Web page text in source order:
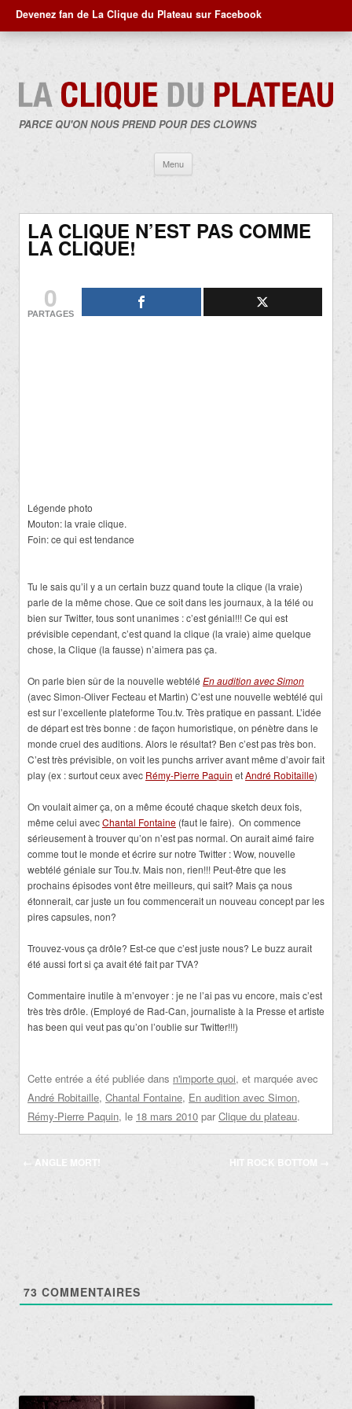
Devenez fan de La Clique du Plateau sur Facebook
PARCE QU'ON NOUS PREND POUR DES CLOWNS
Menu
contenu
LA CLIQUE N’EST PAS COMME
LA CLIQUE!
0
PARTAGES
Légende photo
Mouton: la vraie clique.
Foin: ce qui est tendance
Tu le sais qu’il y a un certain buzz quand toute la clique (la vraie)
parle de la même chose. Que ce soit dans les journaux, à la télé ou
bien sur Twitter, tous sont unanimes : c’est génial!!! Ce qui est
prévisible cependant, c’est quand la clique (la vraie) aime quelque
chose, la Clique (la fausse) n’aimera pas ça.
On parle bien sûr de la nouvelle webtélé En audition avec Simon
(avec Simon-Oliver Fecteau et Martin) C’est une nouvelle webtélé qui
est sur l’excellente plateforme Tou.tv. Très pratique en passant. L’idée
de départ est très bonne : de façon humoristique, on pénètre dans le
monde cruel des auditions. Alors le résultat? Ben c’est pas très bon.
C’est très prévisible, on voit les punchs arriver avant même d’avoir fait
play (ex : surtout ceux avec Rémy-Pierre Paquin etAndré Robitaille)
On voulait aimer ça, on a même écouté chaque sketch deux fois,
même celui avecChantal Fontaine (faut le faire). On commence
sérieusement à trouver qu’on n’est pas normal. On aurait aimé faire
comme tout le monde et écrire sur notre Twitter : Wow, nouvelle
webtélé géniale sur Tou.tv. Mais non, rien!!! Peut-être que les
prochains épisodes vont être meilleurs, qui sait? Mais ça nous
étonnerait, car juste un fou commencerait un nouveau concept par les
pires capsules, non?
Trouvez-vous ça drôle? Est-ce que c’est juste nous? Le buzz aurait
été aussi fort si ça avait été fait par TVA?
Commentaire inutile à m’envoyer : je ne l’ai pas vu encore, mais c’est
très très drôle. (Employé de Rad-Can, journaliste à la Presse et artiste
has been qui veut pas qu’on l’oublie sur Twitter!!!)
Cette entrée a été publiée dans n'importe quoi, et marquée avec
André Robitaille, Chantal Fontaine, En audition avec Simon,
Rémy-Pierre Paquin, le 18 mars 2010 par Clique du plateau.
Navigation
← ANGLE MORT! HIT ROCK BOTTOM
73 COMMENTAIRES